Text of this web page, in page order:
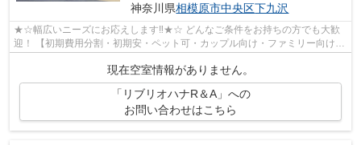
神奈川県相模原市中央区下九沢
★☆幅広いニーズにお応えします‼★☆ どんなご条件をお持ちの方でも大歓
迎！ 【初期費用分割・初期安・ペット可・カップル向け・ファミリー向け・
デザイナーズなど】 ネット非公開の物件...
現在空室情報がありません。
「リブリオハナR＆A」への
お問い合わせはこちら